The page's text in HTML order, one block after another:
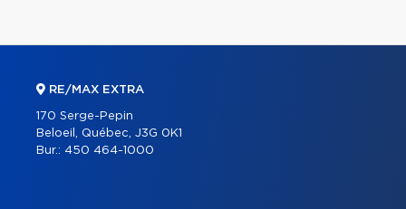
RE/MAX EXTRA
170 Serge-Pepin
Beloeil, Québec, J3G 0K1
Bur.: 450 464-1000